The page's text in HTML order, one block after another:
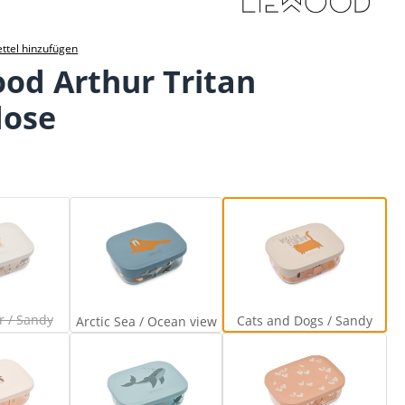
hinzufügen
Arthur Tritan
/ Sandy
together / Sandy
Option ist zurzeit nicht verfügbar.)
Arctic Sea / Ocean view
Arctic Sea / Ocean view
Cats and Dogs / Sandy
Cats and Dogs /